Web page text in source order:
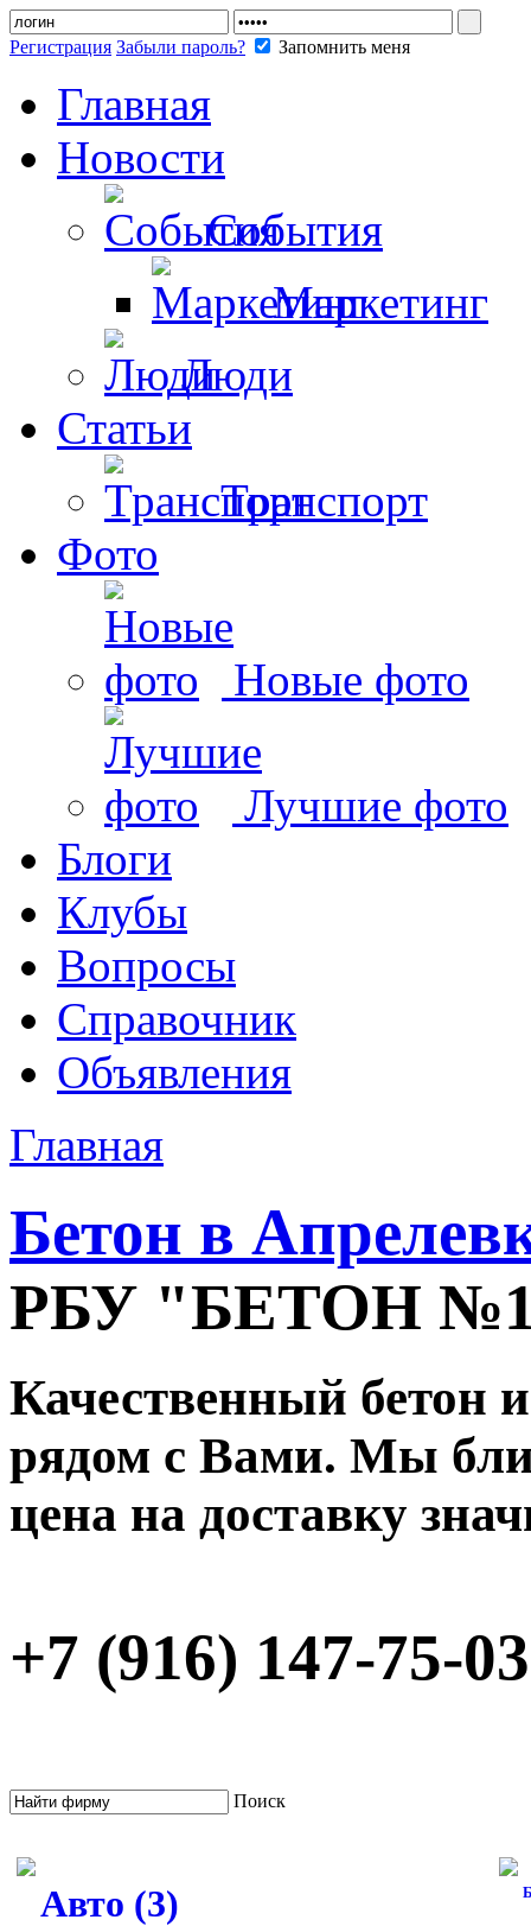
Регистрация Забыли пароль? Запомнить меня
Главная
Новости
События
Маркетинг
Люди
Статьи
Транспорт
Фото
Новые фото
Лучшие фото
Блоги
Клубы
Вопросы
Справочник
Объявления
Главная
Бетон в
РБУ "БЕТОН
Качественный бетон
рядом с Вами. Мы
цена на доставку
+7 (916) 147-75-03
Поиск
Авто (3)